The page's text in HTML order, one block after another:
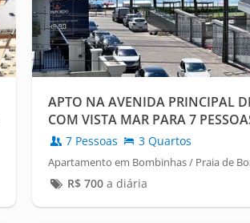
APTO NA AVENIDA PRINCIPAL
COM VISTA MAR PARA 7
7 Pessoas 3 Quartos
Apartamento em Bombinhas / Praia de
R$ 700a diária